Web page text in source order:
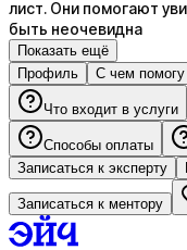
лист. Они помогают
быть неочевидна
Показать ещё
Профиль
С чем помогу
Что входит в услуги
Способы оплаты
Записаться к эксперту
Записаться к ментору